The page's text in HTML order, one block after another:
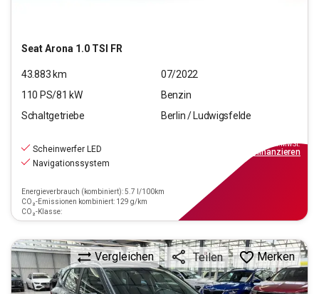
SeatArona 1.0 TSI FR
43.883 km
07/2022
110 PS/81 kW
Benzin
Schaltgetriebe
Berlin / Ludwigsfelde
Scheinwerfer LED
Navigationssystem
Energieverbrauch (kombiniert): 5.7 l/100km
CO₂-Emissionen kombiniert: 129 g/km
CO₂-Klasse:
inkl.MwSt.
finanzieren
Vergleichen Teilen Merken